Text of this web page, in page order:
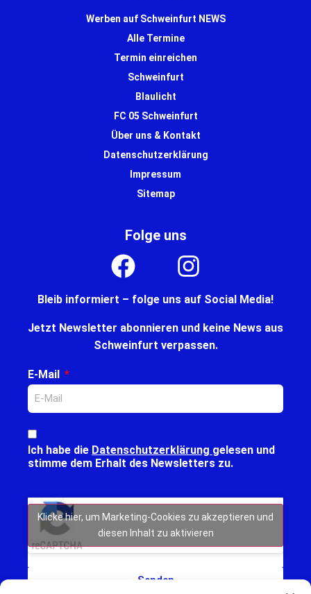
Werben auf Schweinfurt NEWS
Alle Termine
Termin einreichen
Schweinfurt
Blaulicht
FC 05 Schweinfurt
Über uns & Kontakt
Datenschutzerklärung
Impressum
Sitemap
Folge uns
Bleib informiert – folge uns auf Social Media!
Jetzt Newsletter abonnieren und keine News aus
Schweinfurt verpassen.
E-Mail
Ich habe die Datenschutzerklärung gelesen und
stimme dem Erhalt des Newsletters zu.
Klicke hier, um Marketing-Cookies zu akzeptieren und
diesen Inhalt zu aktivieren
Senden